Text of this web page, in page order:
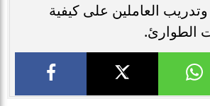
وتدريب العاملين على كيفية
الطوارئ.